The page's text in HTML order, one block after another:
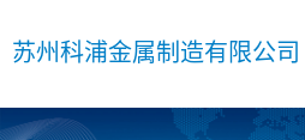
苏州科浦金属制造有限公司